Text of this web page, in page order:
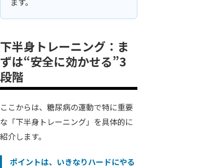
下半身トレーニング：ま
ずは“安全に効かせる”3
段階
ここからは、糖尿病の運動で特に重要
な「下半身トレーニング」を具体的に
紹介します。
ポイントは、いきなりハードにやる